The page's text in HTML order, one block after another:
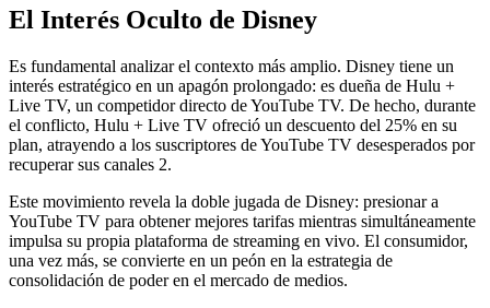
El Interés Oculto de Disney
Es fundamental analizar el contexto más amplio. Disney tiene un
interés estratégico en un apagón prolongado: es dueña de Hulu +
Live TV, un competidor directo de YouTube TV. De hecho, durante
el conflicto, Hulu + Live TV ofreció un descuento del 25% en su
plan, atrayendo a los suscriptores de YouTube TV desesperados por
recuperar sus canales 2.
Este movimiento revela la doble jugada de Disney: presionar a
YouTube TV para obtener mejores tarifas mientras simultáneamente
impulsa su propia plataforma de streaming en vivo. El consumidor,
una vez más, se convierte en un peón en la estrategia de
consolidación de poder en el mercado de medios.